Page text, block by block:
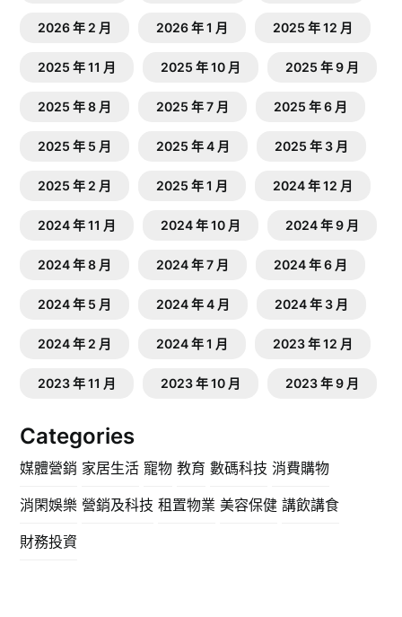
2026 年 2 月 2026 年 1 月 2025 年 12 月
2025 年 11 月 2025 年 10 月 2025 年 9 月
2025 年 8 月 2025 年 7 月 2025 年 6 月
2025 年 5 月 2025 年 4 月 2025 年 3 月
2025 年 2 月 2025 年 1 月 2024 年 12 月
2024 年 11 月 2024 年 10 月 2024 年 9 月
2024 年 8 月 2024 年 7 月 2024 年 6 月
2024 年 5 月 2024 年 4 月 2024 年 3 月
2024 年 2 月 2024 年 1 月 2023 年 12 月
2023 年 11 月 2023 年 10 月 2023 年 9 月
Categories
媒體營銷 家居生活 寵物 教育 數碼科技 消費購物
消閑娛樂 營銷及科技 租置物業 美容保健 講飲講食
財務投資